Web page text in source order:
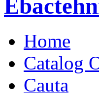
Home
Catalog
Cauta